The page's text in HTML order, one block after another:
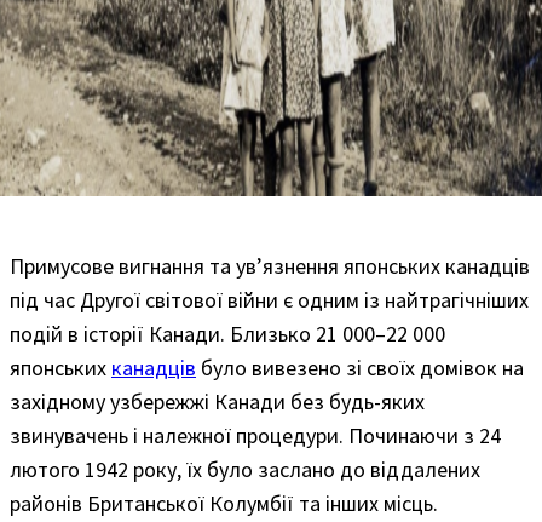
Примусове вигнання та ув’язнення японських канадців
під час Другої світової війни є одним із найтрагічніших
подій в історії Канади. Близько 21 000–22 000
японських канадців було вивезено зі своїх домівок на
західному узбережжі Канади без будь-яких
звинувачень і належної процедури. Починаючи з 24
лютого 1942 року, їх було заслано до віддалених
районів Британської Колумбії та інших місць.